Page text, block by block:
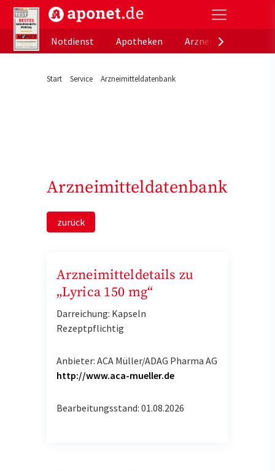
aponet.de - Das offizielle Gesundheitsportal der
Notdienst
Apotheken
Start Service Arzneimitteldatenbank
Arzneimitteldatenbank
zurück
Arzneimitteldetails zu
„Lyrica 150 mg“
Darreichung: Kapseln
Rezeptpflichtig
Anbieter: ACA Müller/ADAG Pharma AG
http://www.aca-mueller.de
Bearbeitungsstand: 01.08.2026